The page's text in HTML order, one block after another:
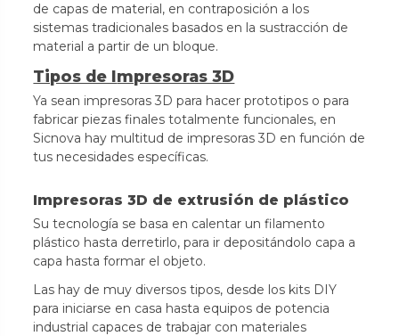
de capas de material, en contraposición a los
sistemas tradicionales basados en la sustracción de
material a partir de un bloque.
Tipos de Impresoras 3D
Ya sean impresoras 3D para hacer prototipos o para
fabricar piezas finales totalmente funcionales, en
Sicnova hay multitud de impresoras 3D en función de
tus necesidades específicas.
Impresoras 3D de extrusión de plástico
Su tecnología se basa en calentar un filamento
plástico hasta derretirlo, para ir depositándolo capa a
capa hasta formar el objeto.
Las hay de muy diversos tipos, desde los kits DIY
para iniciarse en casa hasta equipos de potencia
industrial capaces de trabajar con materiales